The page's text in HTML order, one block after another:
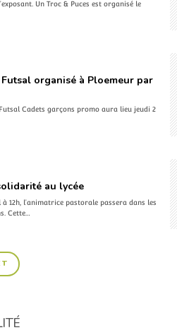
Un Troc & Puces est organisé le
organisé à Ploemeur par
Cadets garçons promo aura lieu jeudi 2
au lycée
12h, l’animatrice pastorale passera dans les
Cette…